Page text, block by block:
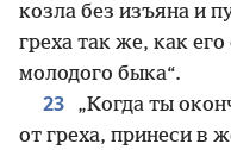
козла без изъяна и
греха так же, как
молодого быка“.
23
„Когда ты
от греха, принеси в